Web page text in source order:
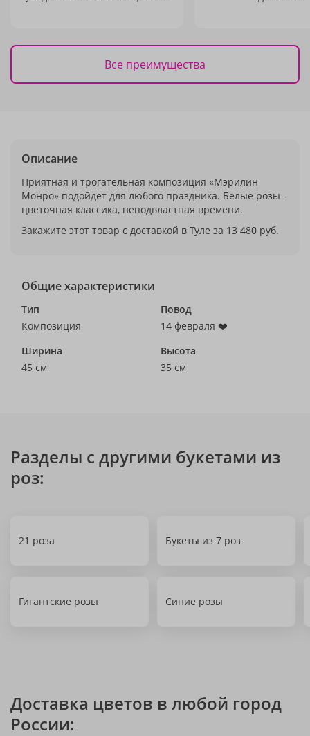
Все преимущества
Описание
Приятная и трогательная композиция «Мэрилин
Монро» подойдет для любого праздника. Белые розы -
цветочная классика, неподвластная времени.
Закажите этот товар с доставкой в Туле за 13 480 руб.
Общие характеристики
Тип
Композиция
Повод
14 февраля ❤️
Ширина
45 см
Высота
35 см
Разделы с другими букетами из
роз:
21 роза Букеты из 7 роз
Гигантские розы Синие розы
Доставка цветов в любой город
России: